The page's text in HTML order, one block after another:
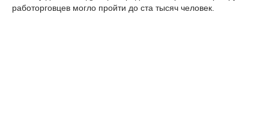
работорговцев могло пройти до ста тысяч человек.